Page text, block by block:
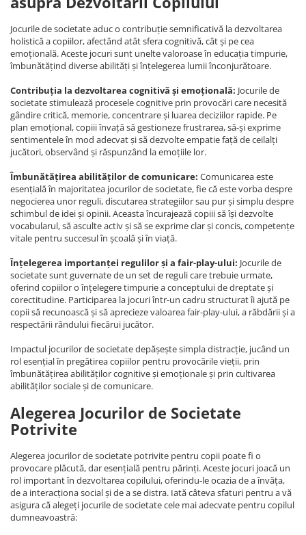
Jocurile de societate aduc o contribuție semnificativă la dezvoltarea
holistică a copiilor, afectând atât sfera cognitivă, cât și pe cea
emoțională. Aceste jocuri sunt unelte valoroase în educația timpurie,
îmbunătățind diverse abilități și înțelegerea lumii înconjurătoare.
Contribuția la dezvoltarea cognitivă și emoțională: Jocurile de
societate stimulează procesele cognitive prin provocări care necesită
gândire critică, memorie, concentrare și luarea deciziilor rapide. Pe
plan emoțional, copiii învață să gestioneze frustrarea, să-și exprime
sentimentele în mod adecvat și să dezvolte empatie față de ceilalți
jucători, observând și răspunzând la emoțiile lor.
Îmbunătățirea abilităților de comunicare: Comunicarea este
esențială în majoritatea jocurilor de societate, fie că este vorba despre
negocierea unor reguli, discutarea strategiilor sau pur și simplu despre
schimbul de idei și opinii. Aceasta încurajează copiii să își dezvolte
vocabularul, să asculte activ și să se exprime clar și concis, competențe
vitale pentru succesul în școală și în viață.
Înțelegerea importanței regulilor și a fair-play-ului: Jocurile de
societate sunt guvernate de un set de reguli care trebuie urmate,
oferind copiilor o înțelegere timpurie a conceptului de dreptate și
corectitudine. Participarea la jocuri într-un cadru structurat îi ajută pe
copii să recunoască și să aprecieze valoarea fair-play-ului, a răbdării și a
respectării rândului fiecărui jucător.
Impactul jocurilor de societate depășește simpla distracție, jucând un
rol esențial în pregătirea copiilor pentru provocările vieții, prin
îmbunătățirea abilităților cognitive și emoționale și prin cultivarea
abilităților sociale și de comunicare.
Alegerea Jocurilor de Societate
Potrivite
Alegerea jocurilor de societate potrivite pentru copii poate fi o
provocare plăcută, dar esențială pentru părinți. Aceste jocuri joacă un
rol important în dezvoltarea copilului, oferindu-le ocazia de a învăța,
de a interacționa social și de a se distra. Iată câteva sfaturi pentru a vă
asigura că alegeți jocurile de societate cele mai adecvate pentru copilul
dumneavoastră: